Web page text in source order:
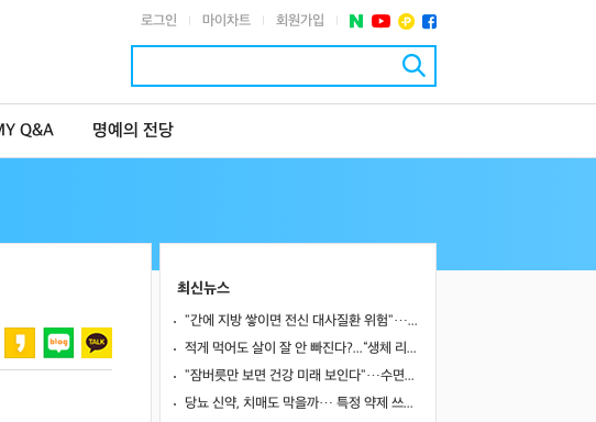
로그인 마이차트 회원가입
Q&A 명예의 전당
최신뉴스
"간에 지방 쌓이면 전신 대사질환 위험"…알칼로이드 천연물, MASLD 다중 경로 겨냥 새 치료 후보로
적게 먹어도 살이 잘 안 빠진다?...“생체 리듬 무너진 탓일 수도”
"잠버릇만 보면 건강 미래 보인다"…수면검사로 숨은 5개 위험군 찾아 사망·심혈관·뇌질환 예측
당뇨 신약, 치매도 막을까… 특정 약제 쓰면 치매 위험 25~38% 낮아졌다